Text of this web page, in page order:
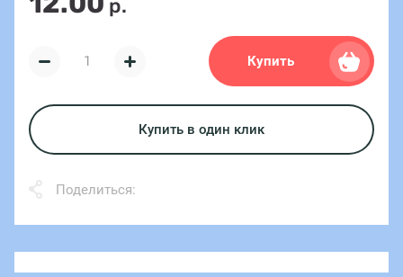
р.
Купить
Купить в один клик
Поделиться: